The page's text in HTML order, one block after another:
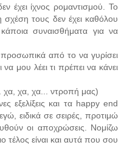
έχει ίχνος ρομαντισμού. Το
σχέση τους δεν έχει καθόλου
συναισθήματα για να
από το να γυρίσει
μου λέει τι πρέπει να κάνει
χα, χα, χα... ντροπή μας)
εξελίξεις και τα happy end
ειδικά σε σειρές, προτιμώ
οι αποχρώσεις. Νομίζω
τέλος είναι και αυτά που σου